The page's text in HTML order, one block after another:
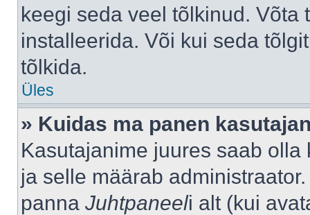
keegi seda veel tõlkinud.
installeerida. Või kui seda
tõlkida.
Üles
» Kuidas ma panen
Kasutajanime juures saab
ja selle määrab
panna Juhtpaneeli alt (kui